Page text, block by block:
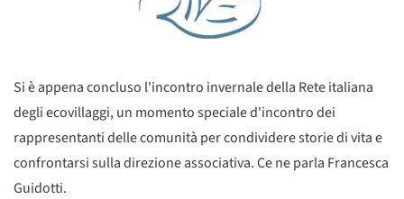
Si è appena concluso l'incontro invernale della Rete italiana
degli ecovillaggi, un momento speciale d'incontro dei
rappresentanti delle comunità per condividere storie di vita e
confrontarsi sulla direzione associativa. Ce ne parla Francesca
Guidotti.